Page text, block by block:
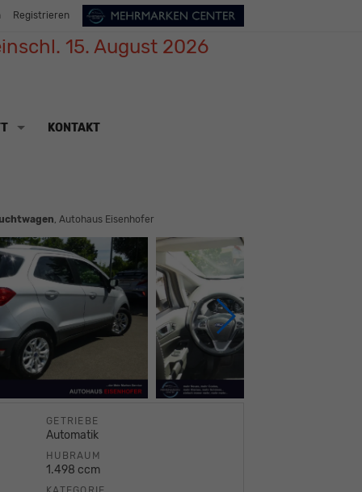
Registrieren
15. August 2026
KONTAKT
, Autohaus Eisenhofer
GETRIEBE
Automatik
HUBRAUM
1.498 ccm